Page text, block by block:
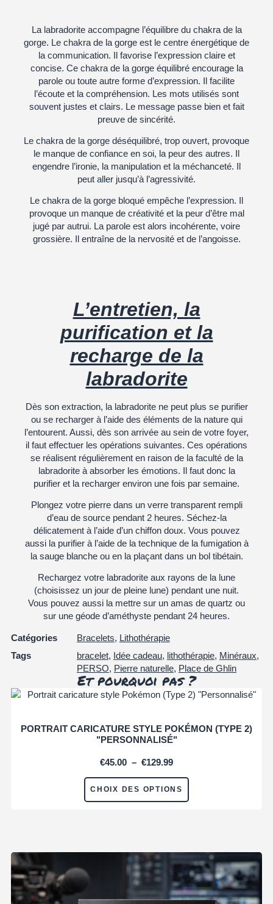
La labradorite accompagne l’équilibre du chakra de la
gorge. Le chakra de la gorge est le centre énergétique de
la communication. Il favorise l’expression claire et
concise. Ce chakra de la gorge équilibré encourage la
parole ou toute autre forme d’expression. Il facilite
l’écoute et la compréhension. Les mots utilisés sont
souvent justes et clairs. Le message passe bien et fait
preuve de sincérité.
Le chakra de la gorge déséquilibré, trop ouvert, provoque
le manque de confiance en soi, la peur des autres. Il
engendre l’ironie, la manipulation et la méchanceté. Il
peut aller jusqu’à l’agressivité.
Le chakra de la gorge bloqué empêche l’expression. Il
provoque un manque de créativité et la peur d’être mal
jugé par autrui. La parole est alors incohérente, voire
grossière. Il entraîne de la nervosité et de l’angoisse.
L’entretien, la
purification et la
recharge de la
labradorite
Dès son extraction, la labradorite ne peut plus se purifier
ou se recharger à l’aide des éléments de la nature qui
l’entourent. Aussi, dès son arrivée au sein de votre foyer,
il faut effectuer les opérations suivantes. Ces opérations
se réalisent régulièrement en raison de la faculté de la
labradorite à absorber les émotions. Il faut donc la
purifier et la recharger environ une fois par semaine.
Plongez votre pierre dans un verre transparent rempli
d’eau de source pendant 2 heures. Séchez-la
délicatement à l’aide d’un chiffon doux. Vous pouvez
aussi la purifier à l’aide de la technique de la fumigation à
la sauge blanche ou en la plaçant dans un bol tibétain.
Rechargez votre labradorite aux rayons de la lune
(choisissez un jour de pleine lune) pendant une nuit.
Vous pouvez aussi la mettre sur un amas de quartz ou
sur une géode d’améthyste pendant 24 heures.
Catégories Bracelets, Lithothérapie
Tags
bracelet, Idée cadeau, lithothérapie, Minéraux,
PERSO, Pierre naturelle, Place de Ghlin
Et pourquoi pas ?
PORTRAIT CARICATURE STYLE POKÉMON (TYPE 2)
"PERSONNALISÉ"
€45.00 – €129.99
CHOIX DES OPTIONS